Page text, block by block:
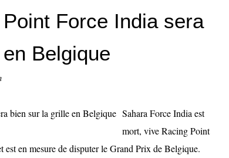
Force India sera
Belgique
Sahara Force India est
mort, vive Racing Point
en mesure de disputer le Grand Prix de Belgique.